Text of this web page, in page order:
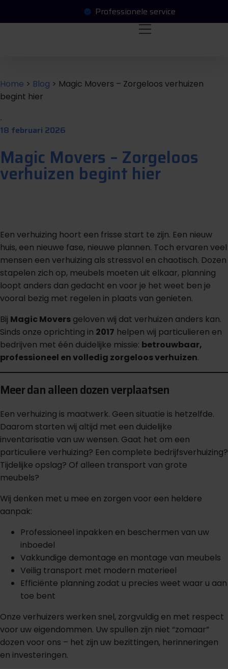
Professionele service
Home > Blog > Magic Movers – Zorgeloos verhuizen
begint hier
.
18 februari 2026
Magic Movers – Zorgeloos
verhuizen begint hier
Een verhuizing hoort een frisse start te zijn. Een nieuw
huis, een nieuwe fase, nieuwe plannen. Toch ervaren veel
mensen een verhuizing als stressvol en chaotisch. Dozen
stapelen zich op, meubels moeten uit elkaar, planning
loopt anders dan gedacht en voor je het weet ben je
vooral bezig met regelen in plaats van genieten.
Bij Magic Movers geloven wij dat verhuizen anders kan.
Sinds onze oprichting in 2017 helpen wij particulieren en
bedrijven met één duidelijke missie: betrouwbaar,
professioneel en volledig zorgeloos verhuizen.
Meer dan alleen dozen verplaatsen
Een verhuizing is maatwerk. Geen situatie is hetzelfde.
Daarom starten wij altijd met een duidelijke
inventarisatie van uw wensen. Gaat het om een
particuliere verhuizing? Een complete bedrijfsverhuizing?
Tijdelijke opslag? Of alleen transport van grote
meubels?
Wij denken met u mee en zorgen voor een heldere
aanpak:
Professioneel inpakken en beschermen van uw
inboedel
Vakkundige demontage en montage van meubels
Veilig transport met modern materieel
Efficiënte planning zodat u precies weet waar u aan
toe bent
Onze verhuizers werken snel, zorgvuldig en met respect
voor uw eigendommen. Uw spullen zijn niet “zomaar”
dozen voor ons – het zijn uw bezittingen, herinneringen
en investeringen.